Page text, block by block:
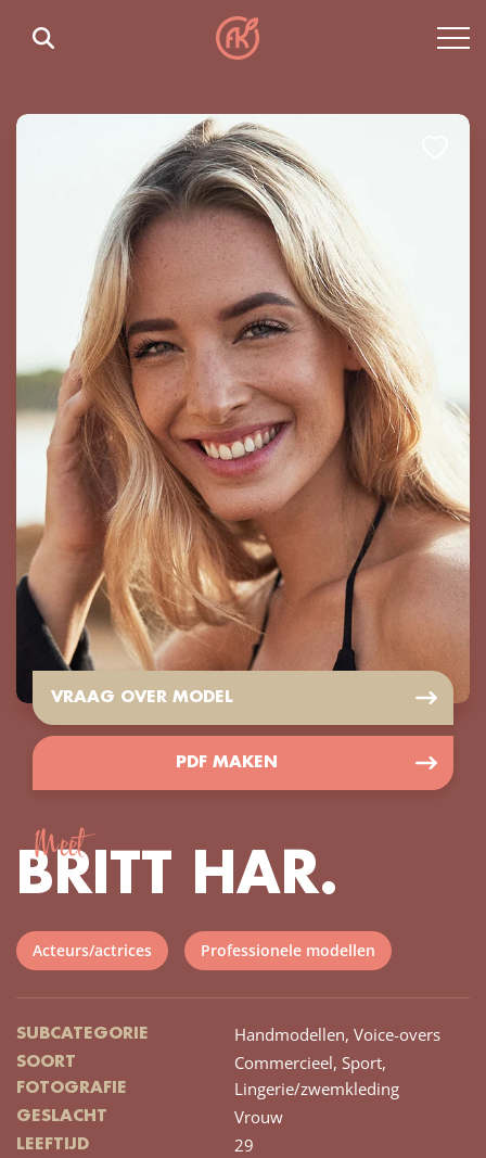
VRAAG OVER MODEL
PDF MAKEN
Meet
BRITT HAR.
Acteurs/actrices Professionele modellen
SUBCATEGORIE Handmodellen, Voice-overs
SOORT
FOTOGRAFIE
Commercieel, Sport,
Lingerie/zwemkleding
GESLACHT Vrouw
LEEFTIJD 29